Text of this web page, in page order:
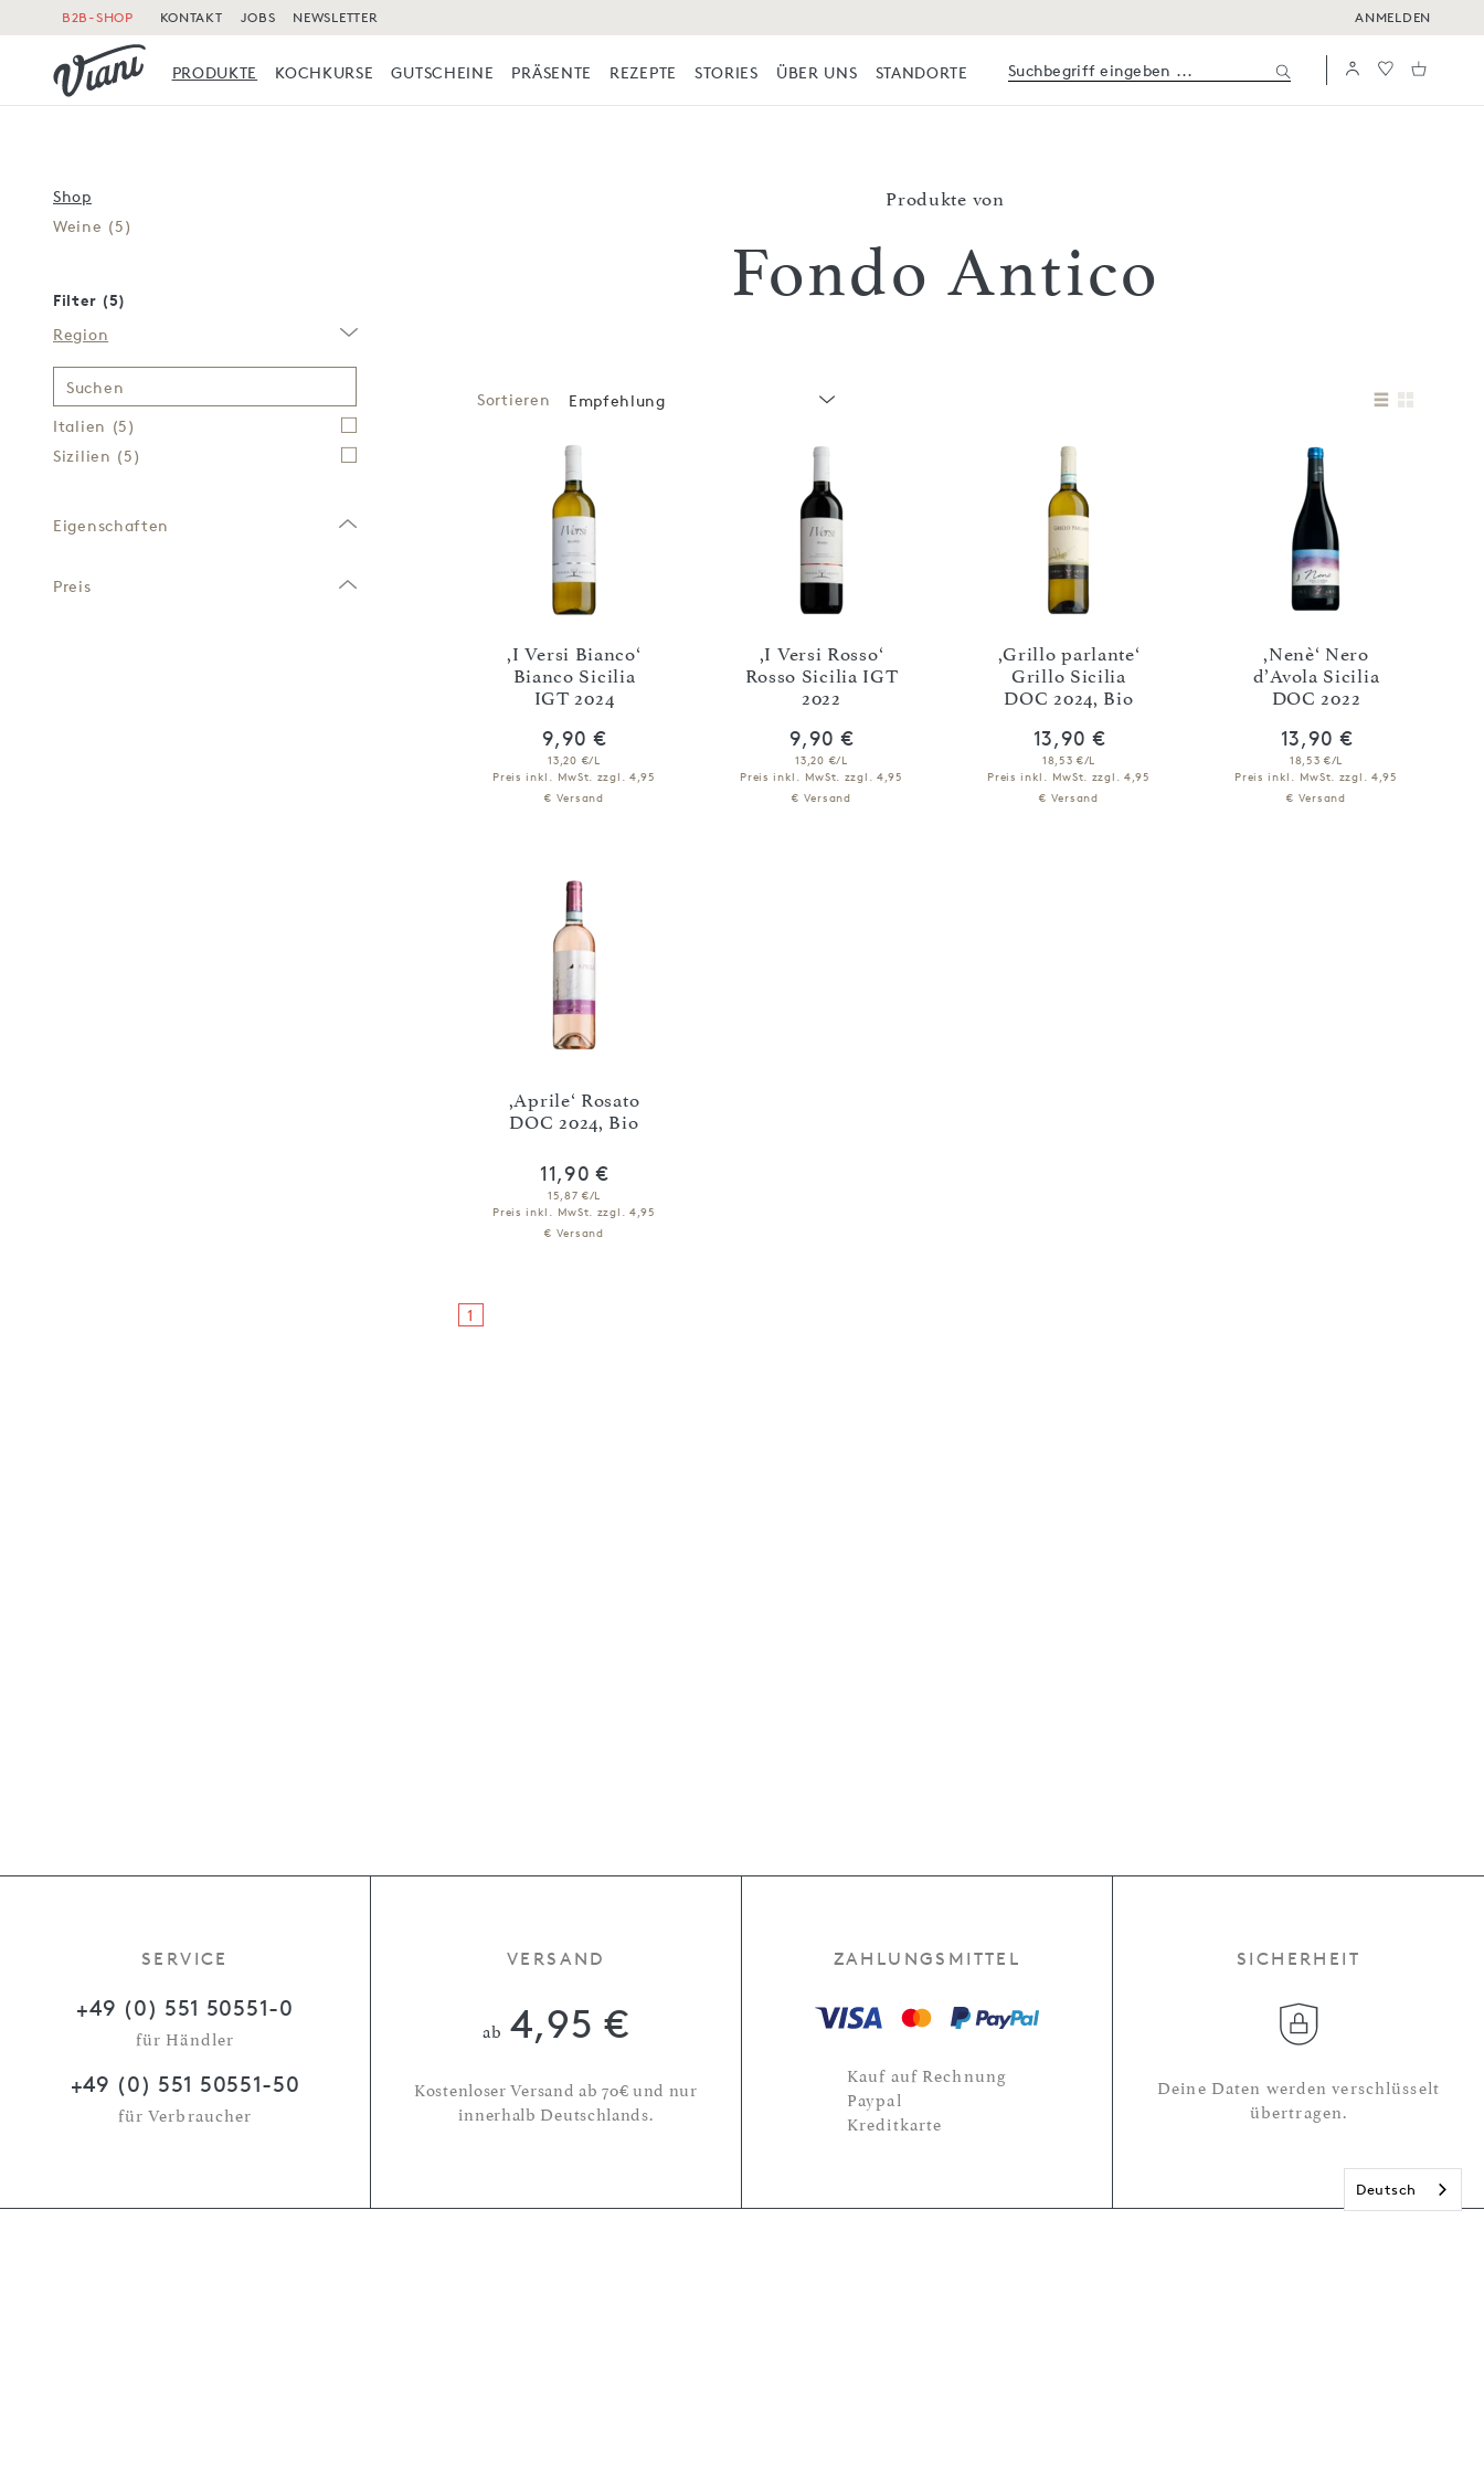
B2B-SHOP KONTAKT JOBS NEWSLETTER ANMELDEN
PRODUKTE KOCHKURSE GUTSCHEINE PRÄSENTE REZEPTE STORIES ÜBER UNS STANDORTE
Produkte von
Fondo Antico
Sortieren Empfehlung
,I Versi Bianco‘
Bianco Sicilia
IGT 2024
9,90 €
13,20 €/L
Preis inkl. MwSt. zzgl. 4,95
€ Versand
,I Versi Rosso‘
Rosso Sicilia IGT
2022
9,90 €
13,20 €/L
Preis inkl. MwSt. zzgl. 4,95
€ Versand
,Grillo parlante‘
Grillo Sicilia
DOC 2024, Bio
13,90 €
18,53 €/L
Preis inkl. MwSt. zzgl. 4,95
€ Versand
,Nenè‘ Nero
d’Avola Sicilia
DOC 2022
13,90 €
18,53 €/L
Preis inkl. MwSt. zzgl. 4,95
€ Versand
,Aprile‘ Rosato
DOC 2024, Bio
11,90 €
15,87 €/L
Preis inkl. MwSt. zzgl. 4,95
€ Versand
1
Shop
Weine (5)
Filter (5)
Region
Suchen
Italien (5)
Sizilien (5)
Eigenschaften
Preis
SERVICE
+49 (0) 551 50551-0
für Händler
+49 (0) 551 50551-50
für Verbraucher
VERSAND
ab 4,95 €
Kostenloser Versand ab 70€ und nur
innerhalb Deutschlands.
ZAHLUNGSMITTEL
Kauf auf Rechnung
Paypal
Kreditkarte
SICHERHEIT
Deine Daten werden verschlüsselt
übertragen.
Deutsch